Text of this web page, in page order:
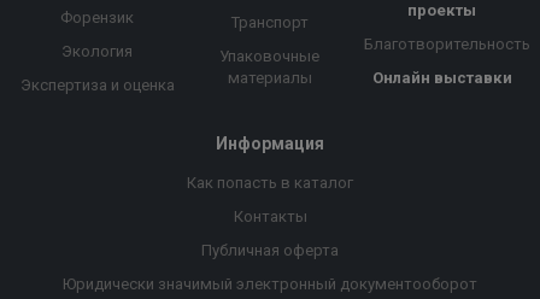
Форензик
Экология
Экспертиза и оценка
Транспорт
Упаковочные
материалы
проекты
Благотворительность
Онлайн выставки
Информация
Как попасть в каталог
Контакты
Публичная оферта
Юридически значимый электронный документооборот